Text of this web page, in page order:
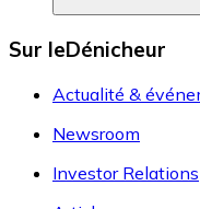
Sur leDénicheur
Actualité &
Newsroom
Investor Relations